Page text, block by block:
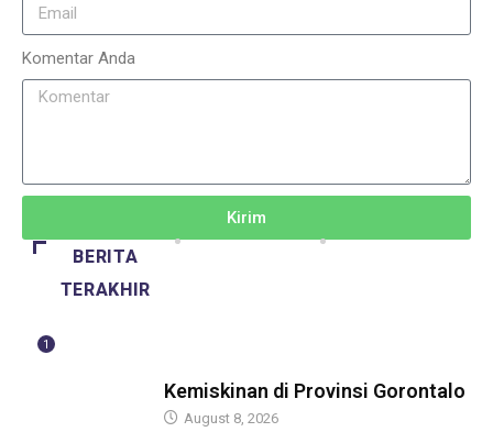
Komentar Anda
Kirim
BERITA
TERAKHIR
1
Kemiskinan di Provinsi Gorontalo
August 8, 2026